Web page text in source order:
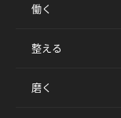
働く
整える
磨く